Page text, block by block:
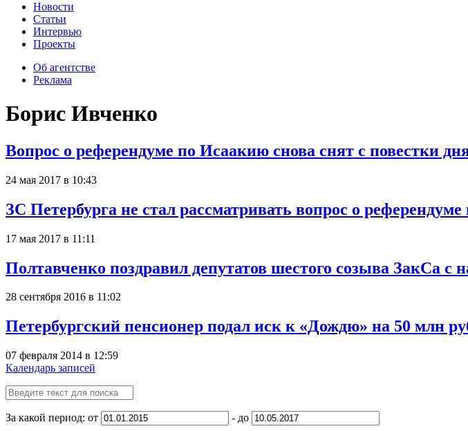
Новости
Статьи
Интервью
Проекты
Об агентстве
Реклама
Борис Ивченко
Вопрос о референдуме по Исаакию снова снят с повестки
24 мая 2017 в 10:43
ЗС Петербурга не стал рассматривать вопрос о
17 мая 2017 в 11:11
Полтавченко поздравил депутатов шестого созыва ЗакСа с
28 сентября 2016 в 11:02
Петербургский пенсионер подал иск к «Дождю» на 50 млн
07 февраля 2014 в 12:59
Календарь записей
За какой период: от - до